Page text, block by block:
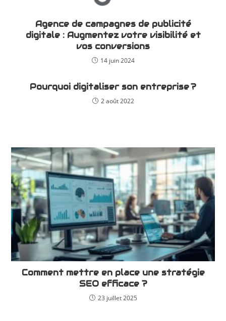
Agence de campagnes de publicité
digitale : Augmentez votre visibilité et
vos conversions
14 juin 2024
Pourquoi digitaliser son entreprise ?
2 août 2022
Comment mettre en place une stratégie
SEO efficace ?
23 juillet 2025